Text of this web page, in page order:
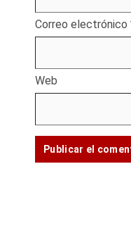
Correo electrónico
Web